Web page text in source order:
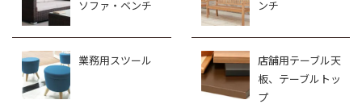
ソファ・ベンチ
ンチ
業務用スツール
店舗用テーブル天
板、テーブルトッ
プ